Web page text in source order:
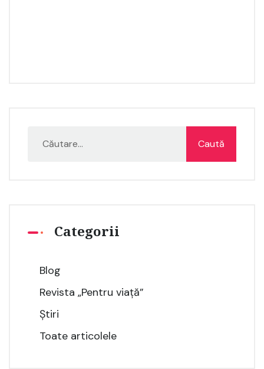
Categorii
Blog
Revista „Pentru viață”
Știri
Toate articolele